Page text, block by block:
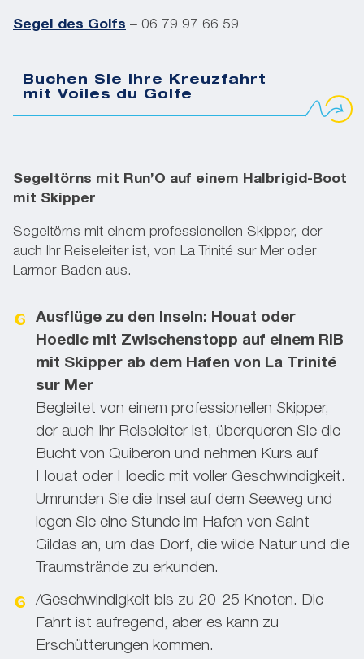
Segel des Golfs – 06 79 97 66 59
Buchen Sie Ihre Kreuzfahrt
mit Voiles du Golfe
Segeltörns mit Run’O auf einem Halbrigid-Boot
mit Skipper
Segeltörns mit einem professionellen Skipper, der
auch Ihr Reiseleiter ist, von La Trinité sur Mer oder
Larmor-Baden aus.
Ausflüge zu den Inseln: Houat oder
Hoedic mit Zwischenstopp auf einem RIB
mit Skipper ab dem Hafen von La Trinité
sur Mer
Begleitet von einem professionellen Skipper,
der auch Ihr Reiseleiter ist, überqueren Sie die
Bucht von Quiberon und nehmen Kurs auf
Houat oder Hoedic mit voller Geschwindigkeit.
Umrunden Sie die Insel auf dem Seeweg und
legen Sie eine Stunde im Hafen von Saint-
Gildas an, um das Dorf, die wilde Natur und die
Traumstrände zu erkunden.
/Geschwindigkeit bis zu 20-25 Knoten. Die
Fahrt ist aufregend, aber es kann zu
Erschütterungen kommen.